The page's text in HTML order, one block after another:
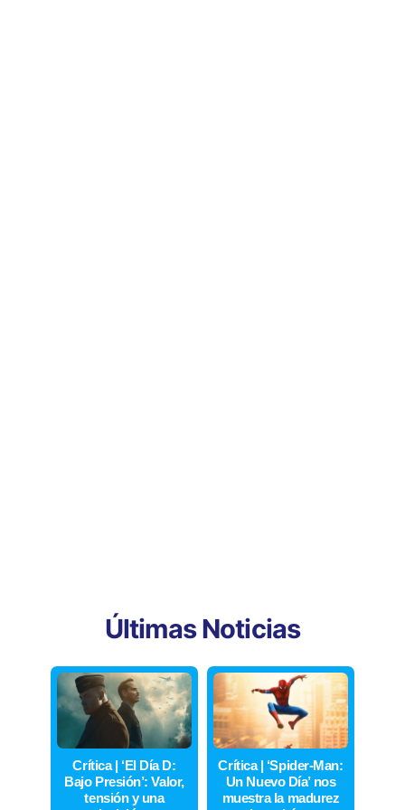
Últimas Noticias
Crítica | ‘El Día D:
Bajo Presión’: Valor,
tensión y una
Crítica | ‘Spider-Man:
Un Nuevo Día’ nos
muestra la madurez